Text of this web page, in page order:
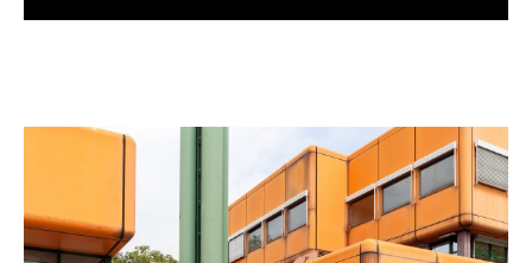
und
seine